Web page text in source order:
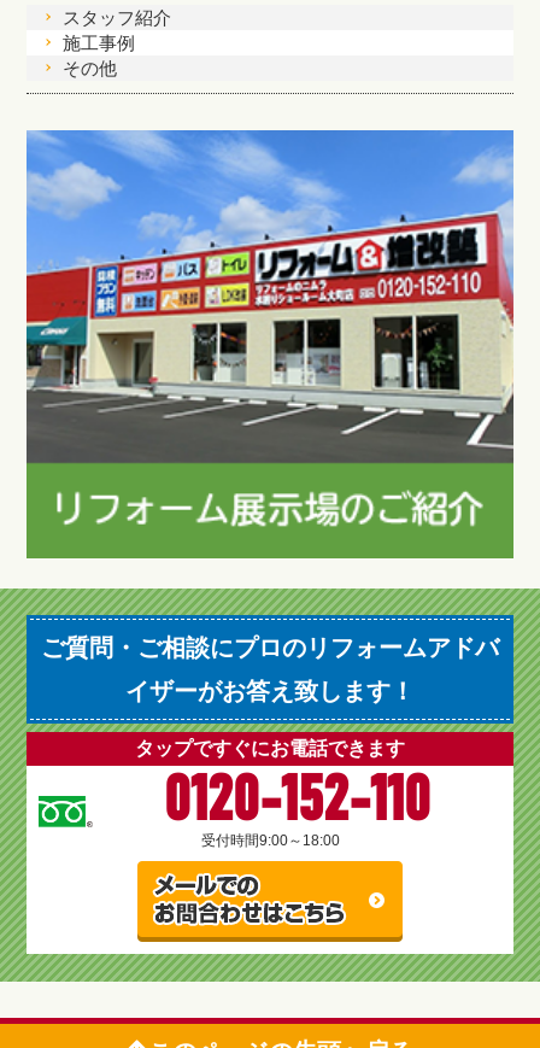
スタッフ紹介
施工事例
その他
ご質問・ご相談にプロのリフォームアドバ
イザーがお答え致します！
タップですぐにお電話できます
0120-152-110
受付時間9:00～18:00